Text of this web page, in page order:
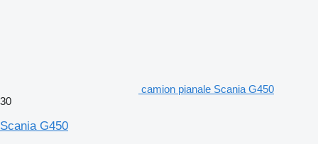
camion pianale Scania G450
30
Scania G450